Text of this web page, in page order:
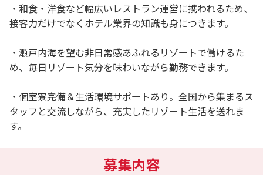
・和食・洋食など幅広いレストラン運営に携われるため、
接客力だけでなくホテル業界の知識も身につきます。
・瀬戸内海を望む非日常感あふれるリゾートで働けるた
め、毎日リゾート気分を味わいながら勤務できます。
・個室寮完備＆生活環境サポートあり。全国から集まるス
タッフと交流しながら、充実したリゾート生活を送れま
す。
募集内容